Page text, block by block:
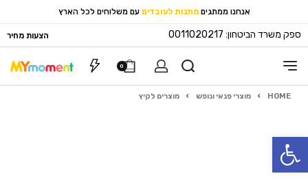
פתח סרגל נגישות
אנחנו ממתגים מתנות לעובדים עם משלוחים לכל הארץ
ספק משרד הביטחון: 0011020217 הצעות מחיר
0
HOME
› מוצרי פנאי ונופש › מוצרים לקיץ